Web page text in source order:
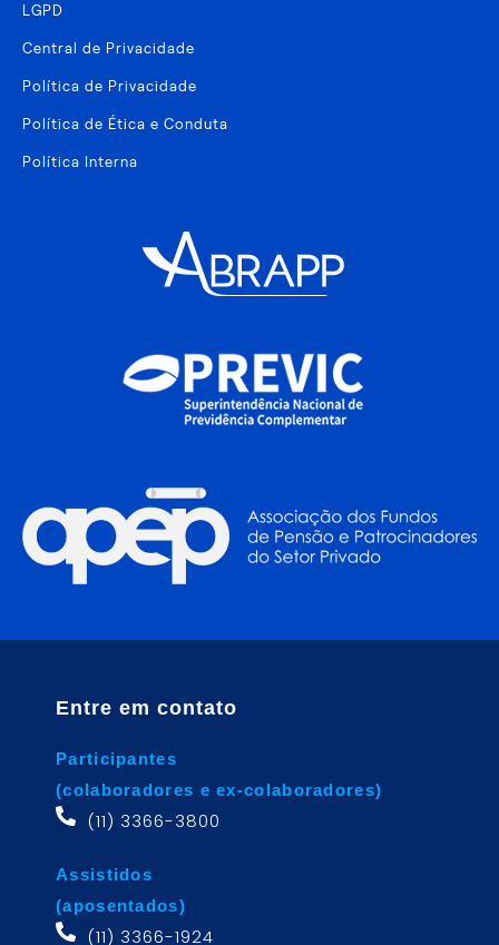
LGPD
Central de Privacidade
Política de Privacidade
Política de Ética e Conduta
Política Interna
Entre em contato
Participantes
(colaboradores e ex-colaboradores)
(11) 3366-3800
Assistidos
(aposentados)
(11) 3366-1924